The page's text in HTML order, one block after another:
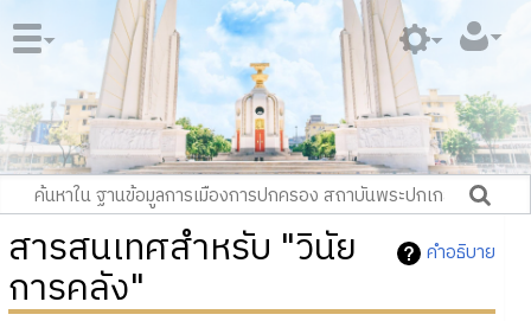
คำอธิบาย
สารสนเทศสำหรับ "วินัย
การคลัง"